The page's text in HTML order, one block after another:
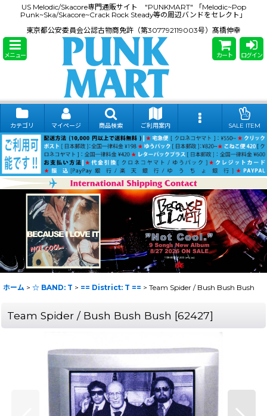
US Melodic/Skacore専門通販サイト "PUNKMART" 「Melodic~Pop
Punk~Ska/Skacore~Crack Rock Steady等の周辺バンドをセレクト」
東京都公安委員会公認古物商免許（第307792119003号）髙橋伸幸
メニュー カート ログイン
カテゴリ マイページ 商品検索 ご利用案内 SALE ITEM
ホーム > ☆ BAND: T > == District: T == > Team Spider / Bush Bush Bush
Team Spider / Bush Bush Bush [62427]